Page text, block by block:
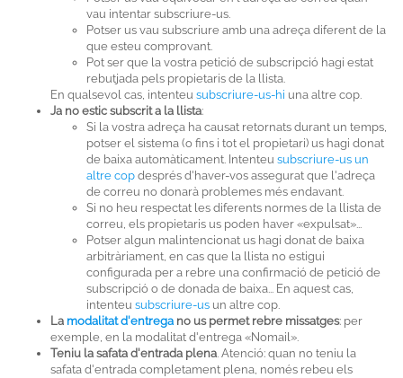
vau intentar subscriure-us.
Potser us vau subscriure amb una adreça diferent de la
que esteu comprovant.
Pot ser que la vostra petició de subscripció hagi estat
rebutjada pels propietaris de la llista.
En qualsevol cas, intenteu subscriure-us-hi una altre cop.
Ja no estic subscrit a la llista:
Si la vostra adreça ha causat retornats durant un temps,
potser el sistema (o fins i tot el propietari) us hagi donat
de baixa automàticament. Intenteu subscriure-us un
altre cop després d'haver-vos assegurat que l'adreça
de correu no donarà problemes més endavant.
Si no heu respectat les diferents normes de la llista de
correu, els propietaris us poden haver «expulsat»...
Potser algun malintencionat us hagi donat de baixa
arbitràriament, en cas que la llista no estigui
configurada per a rebre una confirmació de petició de
subscripció o de donada de baixa... En aquest cas,
intenteu subscriure-us un altre cop.
La modalitat d'entrega no us permet rebre missatges: per
exemple, en la modalitat d'entrega «Nomail».
Teniu la safata d'entrada plena. Atenció: quan no teniu la
safata d'entrada completament plena, només rebeu els